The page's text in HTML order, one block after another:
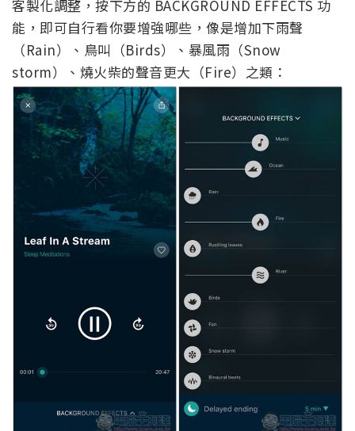
客製化調整，按下方的 BACKGROUND EFFECTS 功
能，即可自行看你要增強哪些，像是增加下雨聲
（Rain）、鳥叫（Birds）、暴風雨（Snow
storm）、燒火柴的聲音更大（Fire）之類：